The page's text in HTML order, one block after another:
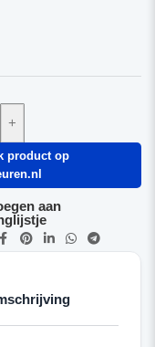
+
product op
aan